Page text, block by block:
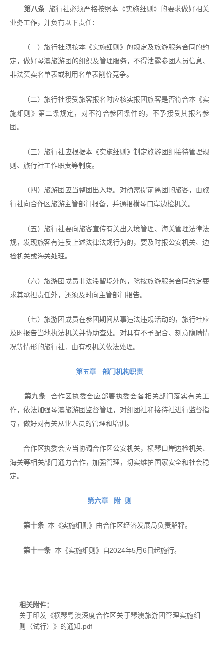
第八条 旅行社必须严格按照本《实施细则》的要求做好相关
业务工作，并负有以下责任：
（一）旅行社须按本《实施细则》的规定及旅游服务合同的约
定，做好琴澳旅游团的组织及管理服务，不得泄露参团人员信息、
非法买卖名单表或利用名单表削价竞争。
（二）旅行社接受旅客报名时应核实报团旅客是否符合本《实
施细则》第二条规定，对不符合参团条件的，不予接受其报名参
团。
（三）旅行社应根据本《实施细则》制定旅游团组接待管理规
则、旅行社工作职责等制度。
（四）旅游团应当整团出入境。对确需提前离团的旅客，由旅
行社向合作区旅游主管部门报备，并通报横琴口岸边检机关。
（五）旅行社要向旅客宣传有关出入境管理、海关管理法律法
规，发现旅客有违反上述法律法规行为的，要及时报公安机关、边
检机关或海关处理。
（六）旅游团成员非法滞留境外的，除按旅游服务合同约定要
求其承担责任外，还须及时向主管部门报告。
（七）旅游团成员在参团期间从事违法违规活动的，旅行社应
及时报告当地执法机关并协助查处。对具有不予配合、刻意隐瞒情
况等情形的旅行社，由有权机关依法处理。
第五章 部门机构职责
第九条 合作区执委会应部署执委会各相关部门落实有关工
作，依法加强琴澳旅游团监督管理，对组团社和接待社进行监督指
导，做好对有关从业人员的管理和培训。
合作区执委会应当协调合作区公安机关，横琴口岸边检机关、
海关等相关部门通力合作，加强管理，切实维护国家安全和社会稳
定。
第六章 附 则
第十条 本《实施细则》由合作区经济发展局负责解释。
第十一条 本《实施细则》自2024年5月6日起施行。
相关附件：
关于印发《横琴粤澳深度合作区关于琴澳旅游团管理实施细
则（试行）》的通知.pdf